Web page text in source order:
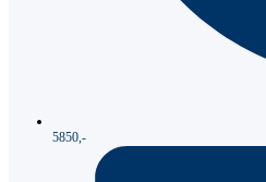
5850,-